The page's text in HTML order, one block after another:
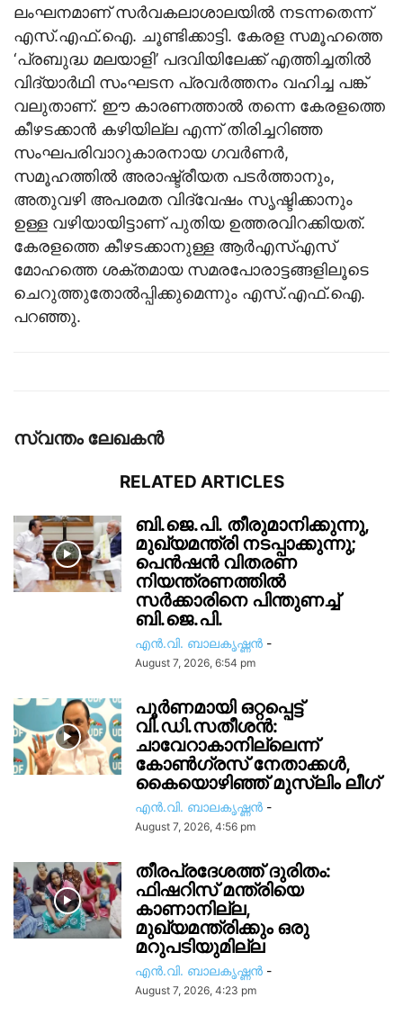
ലംഘനമാണ് സർവകലാശാലയിൽ നടന്നതെന്ന്
എസ്‌.എഫ്‌.ഐ. ചൂണ്ടിക്കാട്ടി. കേരള സമൂഹത്തെ
‘പ്രബുദ്ധ മലയാളി’ പദവിയിലേക്ക് എത്തിച്ചതിൽ
വിദ്യാർഥി സംഘടന പ്രവർത്തനം വഹിച്ച പങ്ക്
വലുതാണ്. ഈ കാരണത്താൽ തന്നെ കേരളത്തെ
കീഴടക്കാൻ കഴിയില്ല എന്ന് തിരിച്ചറിഞ്ഞ
സംഘപരിവാറുകാരനായ ഗവർണർ,
സമൂഹത്തിൽ അരാഷ്ട്രീയത പടർത്താനും,
അതുവഴി അപരമത വിദ്വേഷം സൃഷ്ടിക്കാനും
ഉള്ള വഴിയായിട്ടാണ് പുതിയ ഉത്തരവിറക്കിയത്.
കേരളത്തെ കീഴടക്കാനുള്ള ആർഎസ്എസ്
മോഹത്തെ ശക്തമായ സമരപോരാട്ടങ്ങളിലൂടെ
ചെറുത്തുതോൽപ്പിക്കുമെന്നും എസ്‌.എഫ്‌.ഐ.
പറഞ്ഞു.
സ്വന്തം ലേഖകന്‍
RELATED ARTICLES
ബി.ജെ.പി. തീരുമാനിക്കുന്നു,
മുഖ്യമന്ത്രി നടപ്പാക്കുന്നു;
പെൻഷൻ വിതരണ
നിയന്ത്രണത്തിൽ
സ‍ർക്കാരിനെ പിന്തുണച്ച്
ബി.ജെ.പി.
എൻ.വി. ബാലകൃഷ്ണൻ -
August 7, 2026, 6:54 pm
പൂർണമായി ഒറ്റപ്പെട്ട്
വി.ഡി.സതീശൻ:
ചാവേറാകാനില്ലെന്ന്
കോൺഗ്രസ് നേതാക്കൾ,
കൈയൊഴിഞ്ഞ് മുസ്ലിം ലീഗ്
എൻ.വി. ബാലകൃഷ്ണൻ -
August 7, 2026, 4:56 pm
തീരപ്രദേശത്ത് ദുരിതം:
ഫിഷറിസ്‌ മന്ത്രിയെ
കാണാനില്ല,
മുഖ്യമന്ത്രിക്കും ഒരു
മറുപടിയുമില്ല
എൻ.വി. ബാലകൃഷ്ണൻ -
August 7, 2026, 4:23 pm